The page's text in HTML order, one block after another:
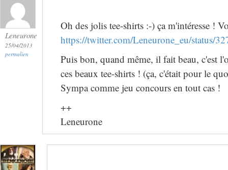
Leneurone
25/04/2013
permalien
Oh des jolis tee-shirts :-) ça m'intéresse !
https://twitter.com/Leneurone_eu/status/
Puis bon, quand même, il fait beau, c'est
ces beaux tee-shirts ! (ça, c'était pour le
Sympa comme jeu concours en tout cas !
++
Leneurone